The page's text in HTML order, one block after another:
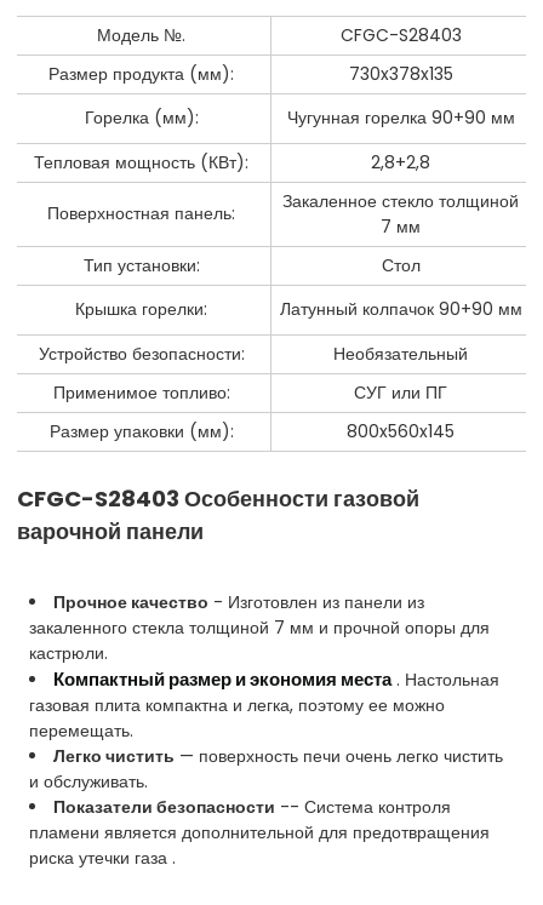
Модель №.
CFGC-S28403
Размер продукта (мм):
730x378x135
Горелка (мм):
Чугунная горелка 90+90 мм
Тепловая мощность (КВт):
2,8+2,8
Поверхностная панель:
Закаленное стекло толщиной
7 мм
Тип установки:
Стол
Крышка горелки:
Латунный колпачок 90+90 мм
Устройство безопасности:
Необязательный
Применимое топливо:
СУГ или ПГ
Размер упаковки (мм):
800x560x145
CFGC-S28403 Особенности газовой
варочной панели
Прочное качество - Изготовлен из панели из
закаленного стекла толщиной 7 мм и прочной опоры для
кастрюли.
Компактный размер и экономия места. Настольная
газовая плита компактна и легка, поэтому ее можно
перемещать.
Легко чистить — поверхность печи очень легко чистить
и обслуживать.
Показатели безопасности -- Система контроля
пламени является дополнительной для предотвращения
риска утечки газа .